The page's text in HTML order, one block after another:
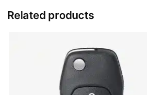
Related products